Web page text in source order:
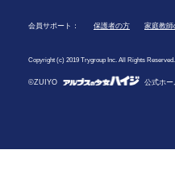
会員サポート： 保護者の方 家庭教師
Copyright (c) 2019 Trygroup Inc. All Rights Reserved.
©ZUIYO 公式ホー